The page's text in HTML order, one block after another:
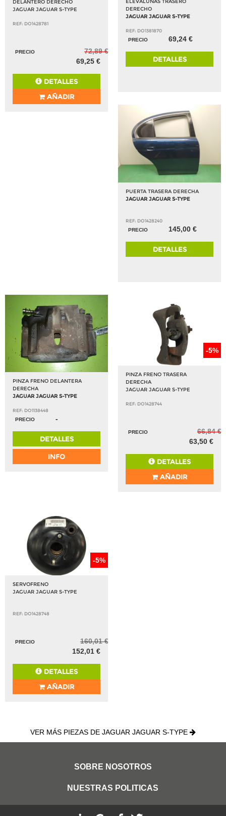
DELANTERO DERECHO
JAGUAR JAGUAR S-TYPE
REF: DO1428781
PRECIO
72,89 €
69,25 €
DETALLES
AÑADIR
DERECHO
JAGUAR JAGUAR S-TYPE
REF: DO1381870
PRECIO
69,24 €
DETALLES
PUERTA TRASERA DERECHA
JAGUAR JAGUAR S-TYPE
REF: DO1428240
PRECIO
145,00 €
DETALLES
PINZA FRENO DELANTERA
DERECHA
JAGUAR JAGUAR S-TYPE
REF: DO1138448
PRECIO
-
DETALLES
INFO
-5%
PINZA FRENO TRASERA
DERECHA
JAGUAR JAGUAR S-TYPE
REF: DO1428744
PRECIO
66,84 €
63,50 €
DETALLES
AÑADIR
-5%
SERVOFRENO
JAGUAR JAGUAR S-TYPE
REF: DO1428748
PRECIO
160,01 €
152,01 €
DETALLES
AÑADIR
VER MÁS PIEZAS DE JAGUAR JAGUAR S-TYPE
SOBRE NOSOTROS
NUESTRAS POLITICAS